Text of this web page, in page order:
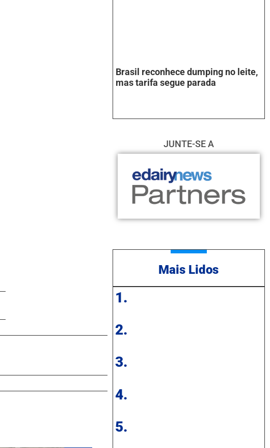
Brasil reconhece dumping no leite,
mas tarifa segue parada
JUNTE-SE A
Mais Lidos
1.
2.
3.
4.
5.